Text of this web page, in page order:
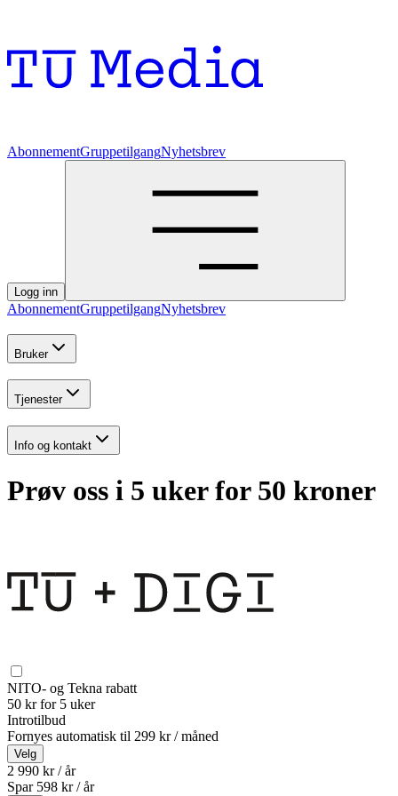
AbonnementGruppetilgangNyhetsbrev
Logg inn
AbonnementGruppetilgangNyhetsbrev
Bruker
Tjenester
Info og kontakt
Prøv oss i 5 uker for 50 kroner
NITO- og Tekna rabatt
50 kr for 5 uker
Introtilbud
Fornyes automatisk til 299 kr / måned
Velg
2 990 kr / år
Spar 598 kr /år